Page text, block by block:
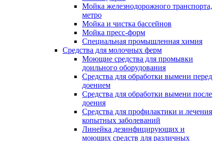
Мойка железнодорожного транспорта,
метро
Мойка и чистка бассейнов
Мойка пресс-форм
Специальная промышленная химия
Средства для молочных ферм
Моющие средства для промывки
доильного оборудования
Средства для обработки вымени перед
доением
Средства для обработки вымени после
доения
Средства для профилактики и лечения
копытных заболеваний
Линейка дезинфицирующих и
моющих средств для различных